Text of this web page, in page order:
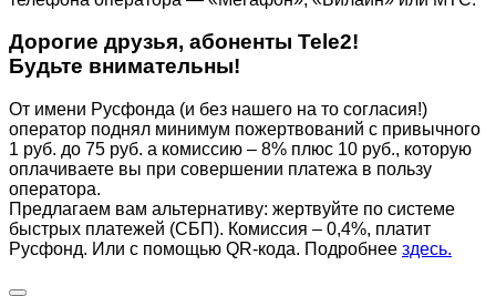
Дорогие друзья, абоненты Tele2!
Будьте внимательны!
От имени Русфонда (и без нашего на то согласия!)
оператор поднял минимум пожертвований с привычного
1 руб. до 75 руб. а комиссию – 8% плюс 10 руб., которую
оплачиваете вы при совершении платежа в пользу
оператора.
Предлагаем вам альтернативу: жертвуйте по cистеме
быстрых платежей (СБП). Комиссия – 0,4%, платит
Русфонд. Или с помощью QR-кода. Подробнее здесь.